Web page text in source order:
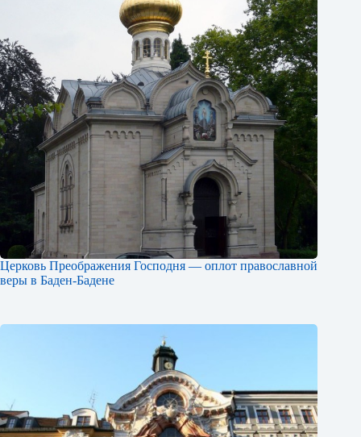
Церковь Преображения Господня — оплот православной
веры в Баден-Бадене